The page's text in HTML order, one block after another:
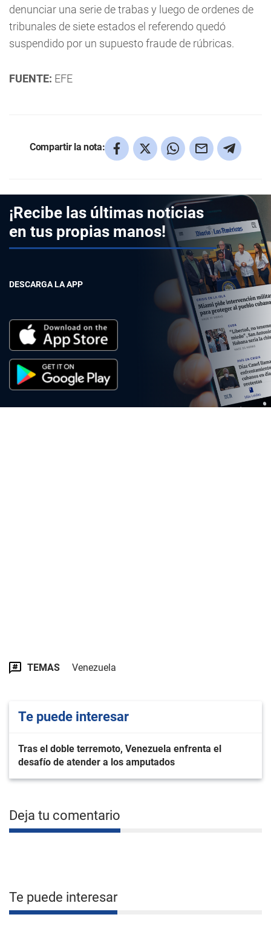
denunciar una serie de trabas y luego de ordenes de
tribunales de siete estados el referendo quedó
suspendido por un supuesto fraude de rúbricas.
FUENTE: EFE
Compartir la nota:
¡Recibe las últimas noticias
en tus propias manos!
DESCARGA LA APP
TEMAS Venezuela
Te puede interesar
Tras el doble terremoto, Venezuela enfrenta el
desafío de atender a los amputados
Deja tu comentario
Te puede interesar